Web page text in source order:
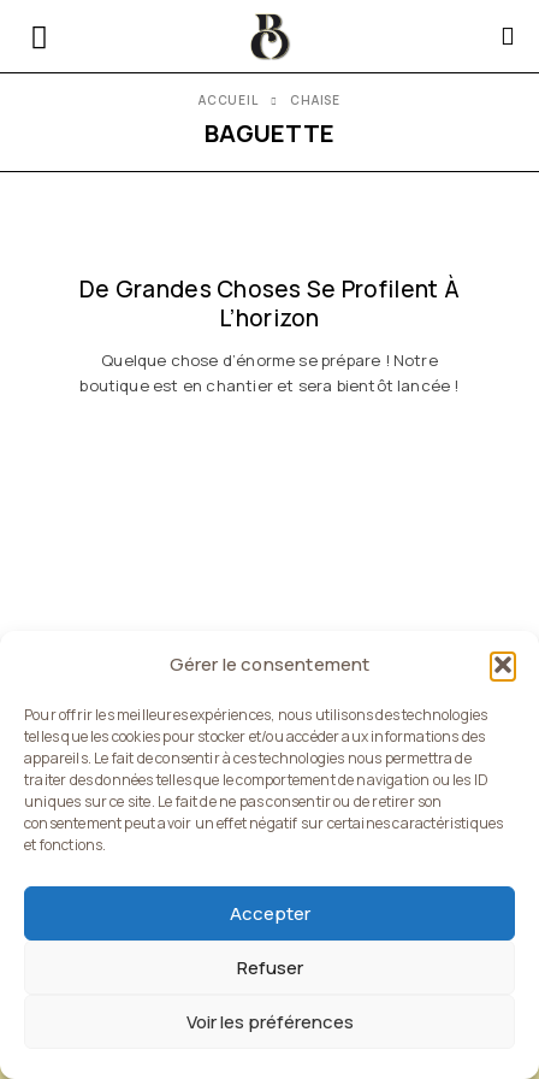
Gérer le consentement
Pour offrir les meilleures expériences, nous utilisons des technologies
telles que les cookies pour stocker et/ou accéder aux informations des
appareils. Le fait de consentir à ces technologies nous permettra de
traiter des données telles que le comportement de navigation ou les ID
uniques sur ce site. Le fait de ne pas consentir ou de retirer son
consentement peut avoir un effet négatif sur certaines caractéristiques
et fonctions.
Accepter
Refuser
Voir les préférences
BAGUETTE
ACCUEIL CHAISE
De Grandes Choses Se Profilent À
L’horizon
Quelque chose d’énorme se prépare ! Notre
boutique est en chantier et sera bientôt lancée !
Politique de confidentialité
Conditions Générales de Vente (CGV)
Règlement du jeu concours
Copyright © 2025 Web-HD. Tous droits réservés.